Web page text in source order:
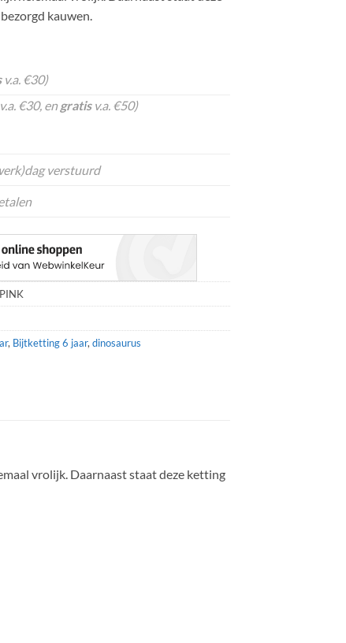
kauwen.
v.a. €30)
€30, engratisv.a. €50)
verstuurd
, Bijtketting 6 jaar, dinosaurus
vrolijk. Daarnaast staat deze ketting